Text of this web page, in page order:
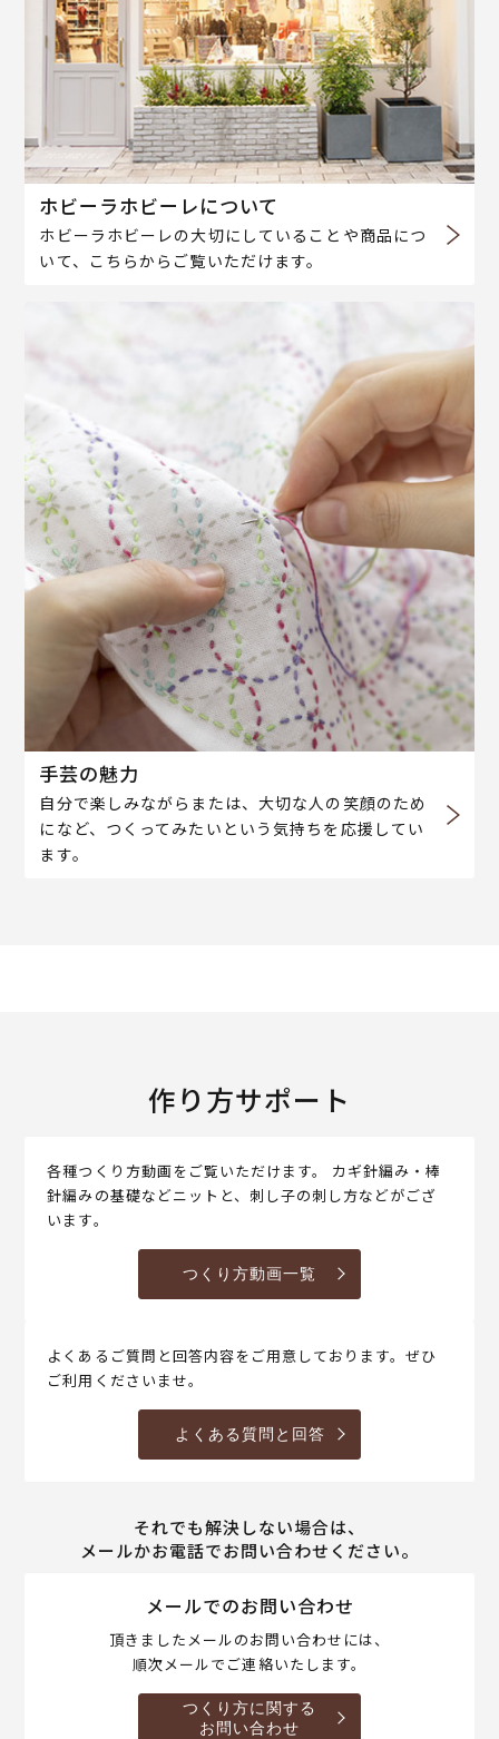
ホビーラホビーレについて
ホビーラホビーレの大切にしていることや商品につ
いて、こちらからご覧いただけます。
手芸の魅力
自分で楽しみながらまたは、大切な人の笑顔のため
になど、つくってみたいという気持ちを応援してい
ます。
作り方サポート
各種つくり方動画をご覧いただけます。 カギ針編み・棒
針編みの基礎などニットと、刺し子の刺し方などがござ
います。
つくり方動画一覧
よくあるご質問と回答内容をご用意しております。ぜひ
ご利用くださいませ。
よくある質問と回答
それでも解決しない場合は、
メールかお電話でお問い合わせください。
メールでのお問い合わせ
頂きましたメールのお問い合わせには、
順次メールでご連絡いたします。
つくり方に関する
お問い合わせ